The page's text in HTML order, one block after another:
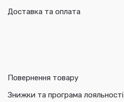
Доставка та оплата
Повернення товару
Знижки та програма лояльності